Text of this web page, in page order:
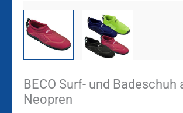
BECO Surf- und Badeschuh
Neopren